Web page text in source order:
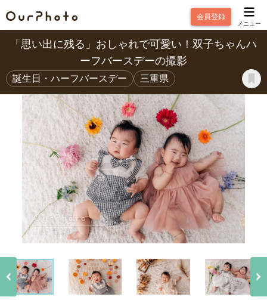
会員登録
メニュー
「思い出に残る」おしゃれで可愛い！双子ちゃんハ
ーフバースデーの撮影
誕生日・ハーフバースデー 三重県